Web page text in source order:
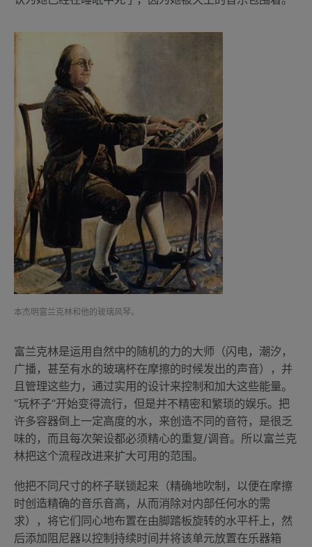
本杰明富兰克林和他的玻璃风琴。
富兰克林是运用自然中的随机的力的大师（闪电，潮汐，
广播，甚至有水的玻璃杯在摩擦的时候发出的声音），并
且管理这些力，通过实用的设计来控制和加大这些能量。
“玩杯子”开始变得流行，但是并不精密和繁琐的娱乐。把
许多容器倒上一定高度的水，来创造不同的音符，是很乏
味的，而且每次架设都必须精心的重复/调音。所以富兰克
林把这个流程改进来扩大可用的范围。
他把不同尺寸的杯子联锁起来（精确地吹制，以便在摩擦
时创造精确的音乐音高，从而消除对内部任何水的需
求），将它们同心地布置在由脚踏板旋转的水平杆上，然
后添加阻尼器以控制持续时间并将该单元放置在乐器箱